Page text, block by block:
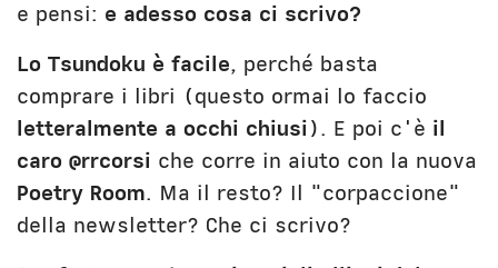
e pensi: e adesso cosa ci scrivo?
Lo Tsundoku è facile, perché basta
comprare i libri (questo ormai lo faccio
letteralmente a occhi chiusi). E poi c'è il
caro @rrcorsi che corre in aiuto con la nuova
Poetry Room. Ma il resto? Il "corpaccione"
della newsletter? Che ci scrivo?